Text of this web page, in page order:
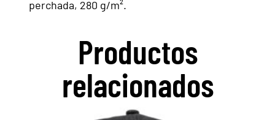
perchada, 280 g/m².
Productos
relacionados